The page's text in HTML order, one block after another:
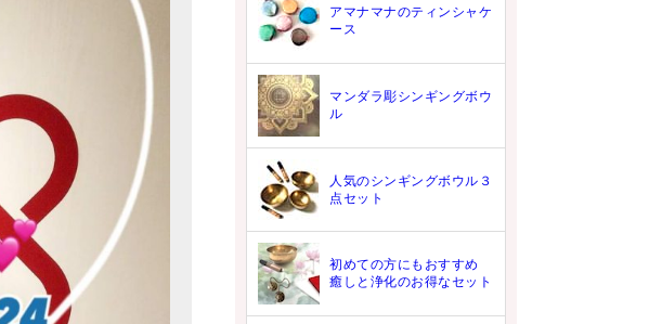
アマナマナのティンシャケ
ース
マンダラ彫シンギングボウ
ル
人気のシンギングボウル３
点セット
初めての方にもおすすめ
癒しと浄化のお得なセット